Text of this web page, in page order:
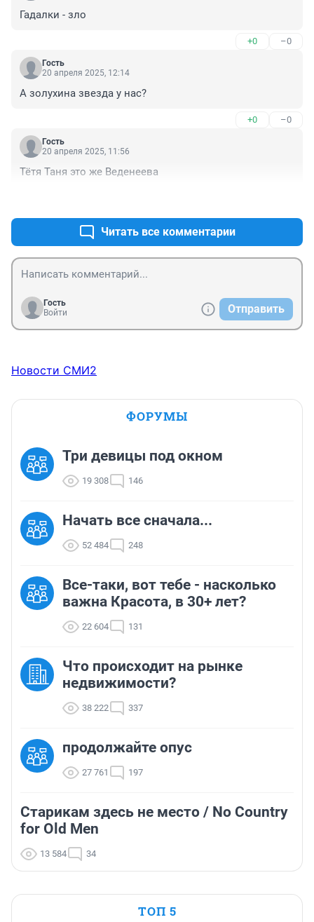
Гадалки - зло
+0 –0
Гость
20 апреля 2025, 12:14
А золухина звезда у нас?
+0 –0
Гость
20 апреля 2025, 11:56
Тётя Таня это же Веденеева
Читать все комментарии
Гость
Войти
Отправить
Новости СМИ2
ФОРУМЫ
Три девицы под окном
19 308 146
Начать все сначала...
52 484 248
Все-таки, вот тебе - насколько
важна Красота, в 30+ лет?
22 604 131
Что происходит на рынке
недвижимости?
38 222 337
продолжайте опус
27 761 197
Старикам здесь не место / No Country
for Old Men
13 584 34
ТОП 5